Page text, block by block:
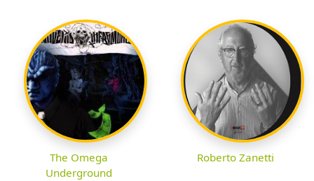
The Omega
Underground
Roberto Zanetti